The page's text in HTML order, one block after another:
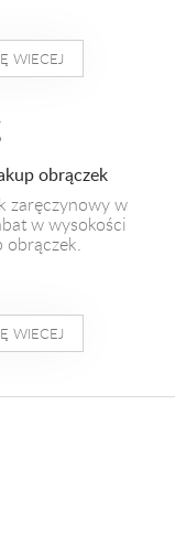
WIECEJ
obrączek
zaręczynowy w
w wysokości
obrączek.
WIECEJ